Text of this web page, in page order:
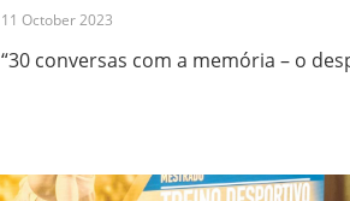
11 October 2023
“30 conversas com a memória – o